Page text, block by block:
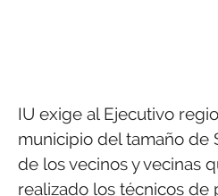
IU exige al Ejecutivo
municipio del tamaño de
de los vecinos y vecinas
realizado los técnicos de